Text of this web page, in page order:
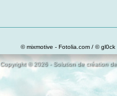
© mixmotive - Fotolia.com / ©
Copyright © 2026 - Solution de création